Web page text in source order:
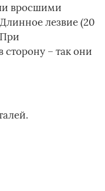
вросшими
лезвие (20
сторону – так они